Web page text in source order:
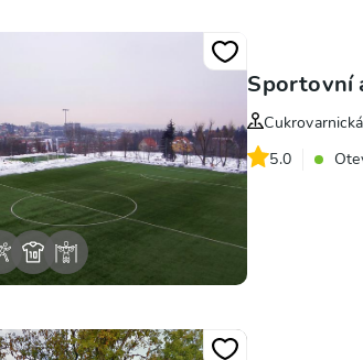
Sportovní
5.0